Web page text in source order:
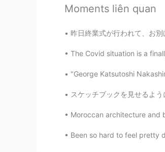
Moments liên quan
昨日終業式が行われて、お別けれのスピーチをしまし
The Covid situation is a
"George Katsutoshi
スケッチブックを見せるように頼まれた。スケッチブッ
Moroccan architecture and
Been so hard to feel pretty